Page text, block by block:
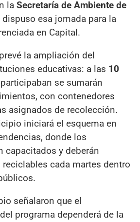
la Secretaría de Ambiente de
dispuso esa jornada para la
en Capital.
la ampliación del
educativas: a las 10
se sumarán
con contenedores
asignados de recolección.
iniciará el esquema en
donde los
capacitados y deberán
reciclables cada martes dentro
señalaron que el
programa dependerá de la